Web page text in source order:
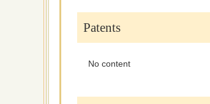
Patents
No content